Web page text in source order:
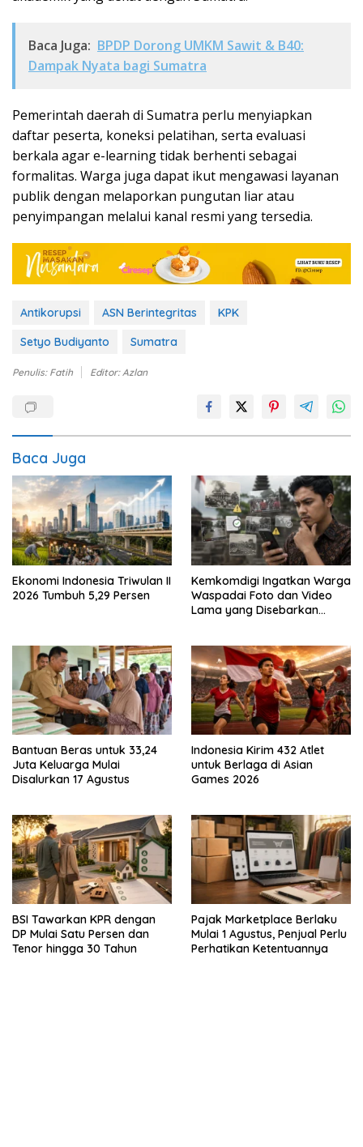
Baca Juga: BPDP Dorong UMKM Sawit & B40:
Dampak Nyata bagi Sumatra
Pemerintah daerah di Sumatra perlu menyiapkan
daftar peserta, koneksi pelatihan, serta evaluasi
berkala agar e-learning tidak berhenti sebagai
formalitas. Warga juga dapat ikut mengawasi layanan
publik dengan melaporkan pungutan liar atau
penyimpangan melalui kanal resmi yang tersedia.
Antikorupsi ASN Berintegritas
KPK
Setyo Budiyanto
Sumatra
Penulis: Fatih Editor: Azlan
Baca Juga
Ekonomi Indonesia Triwulan II
2026 Tumbuh 5,29 Persen
Kemkomdigi Ingatkan Warga
Waspadai Foto dan Video
Lama yang Disebarkan
Bantuan Beras untuk 33,24
Juta Keluarga Mulai
Disalurkan 17 Agustus
Indonesia Kirim 432 Atlet
untuk Berlaga di Asian
Games 2026
BSI Tawarkan KPR dengan
DP Mulai Satu Persen dan
Tenor hingga 30 Tahun
Pajak Marketplace Berlaku
Mulai 1 Agustus, Penjual Perlu
Perhatikan Ketentuannya